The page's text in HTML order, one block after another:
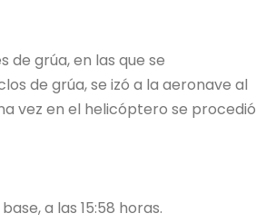
grúa, en las que se
de grúa, se izó a la aeronave al
vez en el helicóptero se procedió
a las 15:58 horas.